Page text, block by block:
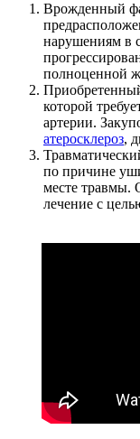
Врожденный
нарушениям в
полноценной
которой
артерии.
атеросклероз,
по причине
месте травмы.
лечение с